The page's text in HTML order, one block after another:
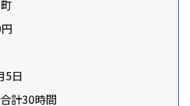
5日
計30時間